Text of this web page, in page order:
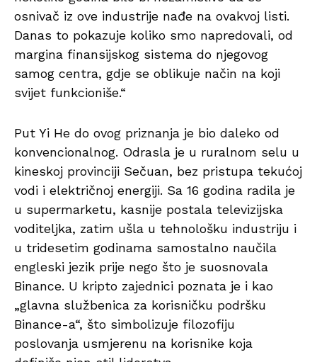
osnivač iz ove industrije nađe na ovakvoj listi.
Danas to pokazuje koliko smo napredovali, od
margina finansijskog sistema do njegovog
samog centra, gdje se oblikuje način na koji
svijet funkcioniše.“
Put Yi He do ovog priznanja je bio daleko od
konvencionalnog. Odrasla je u ruralnom selu u
kineskoj provinciji Sečuan, bez pristupa tekućoj
vodi i električnoj energiji. Sa 16 godina radila je
u supermarketu, kasnije postala televizijska
voditeljka, zatim ušla u tehnološku industriju i
u tridesetim godinama samostalno naučila
engleski jezik prije nego što je suosnovala
Binance. U kripto zajednici poznata je i kao
„glavna službenica za korisničku podršku
Binance-a“, što simbolizuje filozofiju
poslovanja usmjerenu na korisnike koja